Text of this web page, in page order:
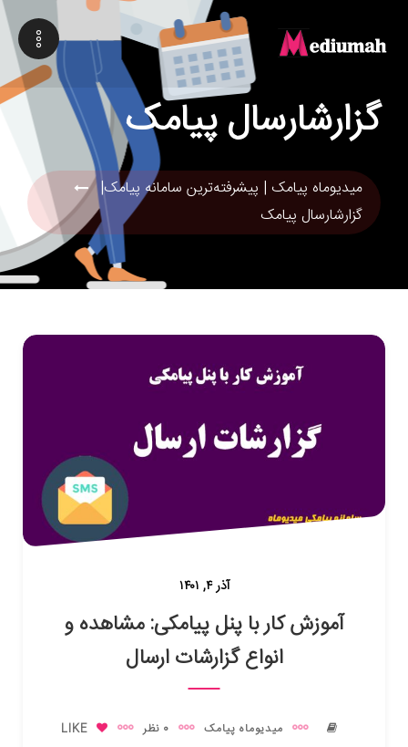
گزارشارسال پیامک
میدیوماه پیامک | پیشرفته‌ترین سامانه پیامک|
گزارشارسال پیامک
آذر ۴, ۱۴۰۱
آموزش کار با پنل پیامکی: مشاهده و
انواع گزارشات ارسال
میدیوماه پیامک 0 نظر LIKE